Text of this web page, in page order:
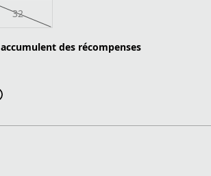
32
des récompenses